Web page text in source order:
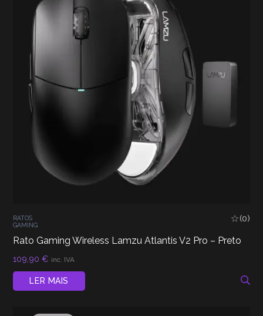
RATOS
GAMING
(0)
Rato Gaming Wireless Lamzu Atlantis V2 Pro – Preto
109,90€ inc. IVA
LER MAIS